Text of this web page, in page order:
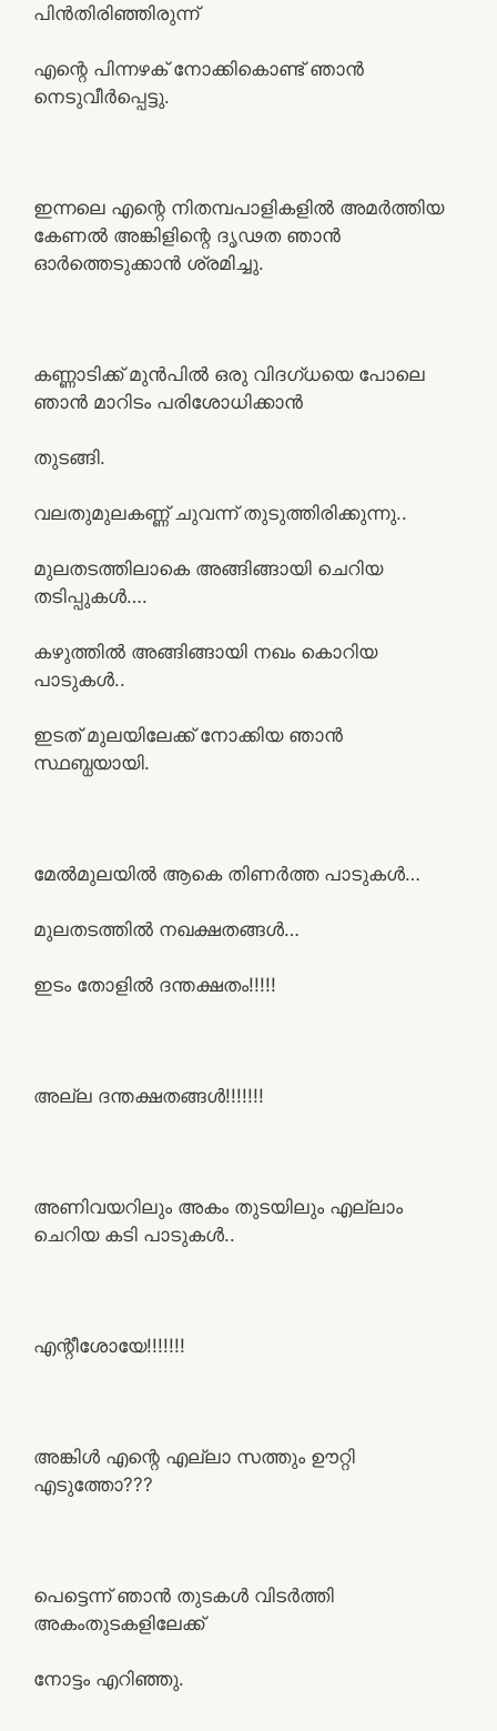
പിൻതിരിഞ്ഞിരുന്ന്‌
എന്റെ പിന്നഴക് നോക്കികൊണ്ട്‌ ഞാൻ
നെടുവീർപ്പെട്ടു.
ഇന്നലെ എന്റെ നിതമ്പപാളികളിൽ അമർത്തിയ
കേണൽ അങ്കിളിന്റെ ദൃഢത ഞാൻ
ഓർത്തെടുക്കാൻ ശ്രമിച്ചു.
കണ്ണാടിക്ക് മുൻപിൽ ഒരു വിദഗ്ധയെ പോലെ
ഞാൻ മാറിടം പരിശോധിക്കാൻ
തുടങ്ങി.
വലതുമുലകണ്ണ് ചുവന്ന് തുടുത്തിരിക്കുന്നു..
മുലതടത്തിലാകെ അങ്ങിങ്ങായി ചെറിയ
തടിപ്പുകൾ….
കഴുത്തിൽ അങ്ങിങ്ങായി നഖം കൊറിയ
പാടുകൾ..
ഇടത് മുലയിലേക്ക് നോക്കിയ ഞാൻ
സ്ഥബ്ധയായി.
മേൽമുലയിൽ ആകെ തിണർത്ത പാടുകൾ…
മുലതടത്തിൽ നഖക്ഷതങ്ങൾ…
ഇടം തോളിൽ ദന്തക്ഷതം!!!!!
അല്ല ദന്തക്ഷതങ്ങൾ!!!!!!!
അണിവയറിലും അകം തുടയിലും എല്ലാം
ചെറിയ കടി പാടുകൾ..
എന്റീശോയേ!!!!!!!
അങ്കിൾ എന്റെ എല്ലാ സത്തും ഊറ്റി
എടുത്തോ???
പെട്ടെന്ന് ഞാൻ തുടകൾ വിടർത്തി
അകംതുടകളിലേക്ക്
നോട്ടം എറിഞ്ഞു.